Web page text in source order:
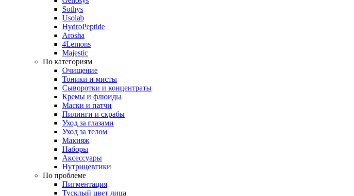
Sothys
Usolab
HydroPeptide
Arosha
4Lemons
Majestic
По категориям
Очищение
Тоники и мисты
Сыворотки и концентраты
Кремы и флюиды
Маски и патчи
Пилинги и скрабы
Уход за глазами
Уход за телом
Макияж
Наборы
Аксессуары
Нутрицевтики
По проблеме
Пигментация
Тусклый цвет лица